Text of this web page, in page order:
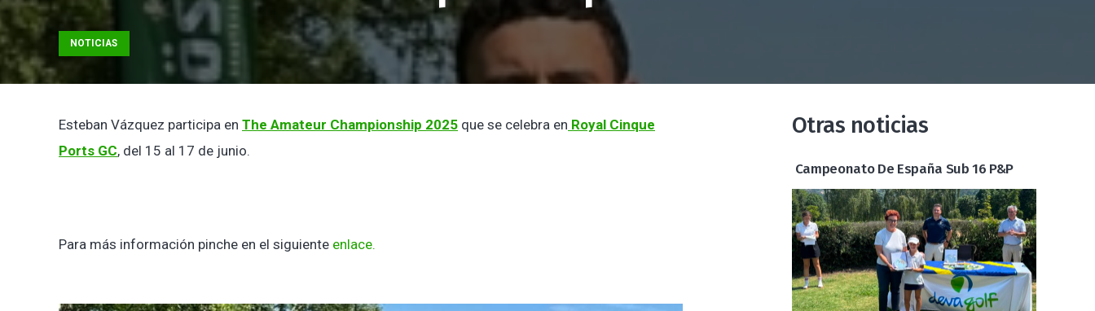
NOTICIAS
Esteban Vázquez participa en The Amateur Championship 2025 que se celebra en Royal Cinque
Ports GC, del 15 al 17 de junio.
Para más información pinche en el siguiente enlace.
Otras noticias
Campeonato De España Sub 16 P&P